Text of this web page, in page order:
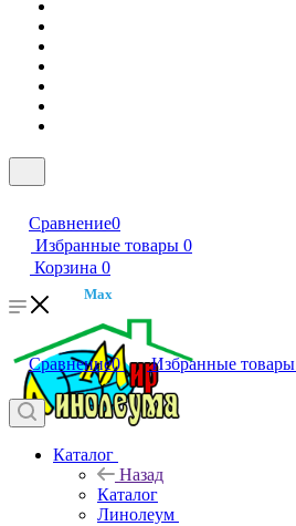
Сравнение0
Избранные товары 0
Корзина 0
Max
Сравнение0 Избранные товары
Каталог
Назад
Каталог
Линолеум